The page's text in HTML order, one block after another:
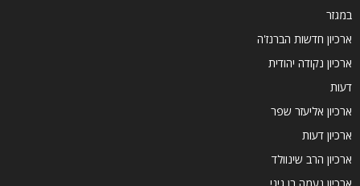
במגזר
ארכיון חדשות הברנז'ה
ארכיון נקודה יהודית
דעות
ארכיון אליעזר שפר
ארכיון דעות
ארכיון הרב שינוולד